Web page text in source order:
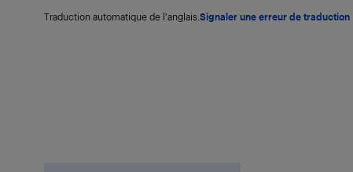
Traduction automatique de l'anglais. Signaler une erreur de traduction